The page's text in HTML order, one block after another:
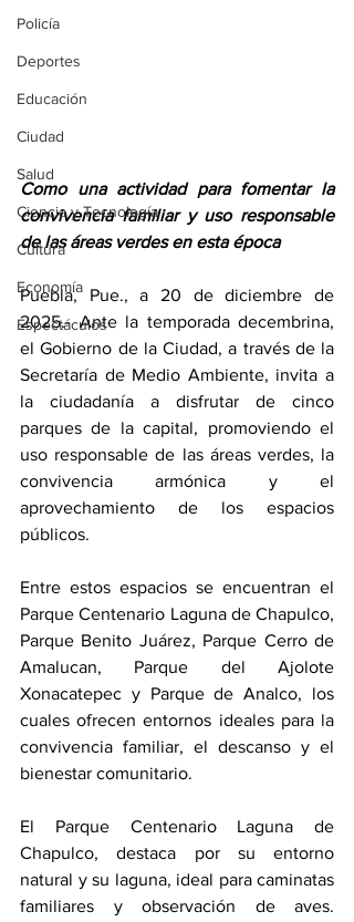
Policía
Deportes
Educación
Ciudad
Salud
Ciencia y Tecnología
Cultura
Economía
Espectáculos
Como una actividad para fomentar la
convivencia familiar y uso responsable
de las áreas verdes en esta época
Puebla, Pue., a 20 de diciembre de
2025.- Ante la temporada decembrina,
el Gobierno de la Ciudad, a través de la
Secretaría de Medio Ambiente, invita a
la ciudadanía a disfrutar de cinco
parques de la capital, promoviendo el
uso responsable de las áreas verdes, la
convivencia armónica y el
aprovechamiento de los espacios
públicos.
Entre estos espacios se encuentran el
Parque Centenario Laguna de Chapulco,
Parque Benito Juárez, Parque Cerro de
Amalucan, Parque del Ajolote
Xonacatepec y Parque de Analco, los
cuales ofrecen entornos ideales para la
convivencia familiar, el descanso y el
bienestar comunitario.
El Parque Centenario Laguna de
Chapulco, destaca por su entorno
natural y su laguna, ideal para caminatas
familiares y observación de aves.